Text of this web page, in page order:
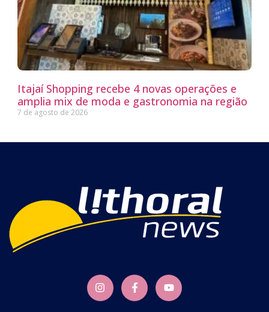
Itajaí Shopping recebe 4 novas operações e
amplia mix de moda e gastronomia na região
7 de agosto de 2026